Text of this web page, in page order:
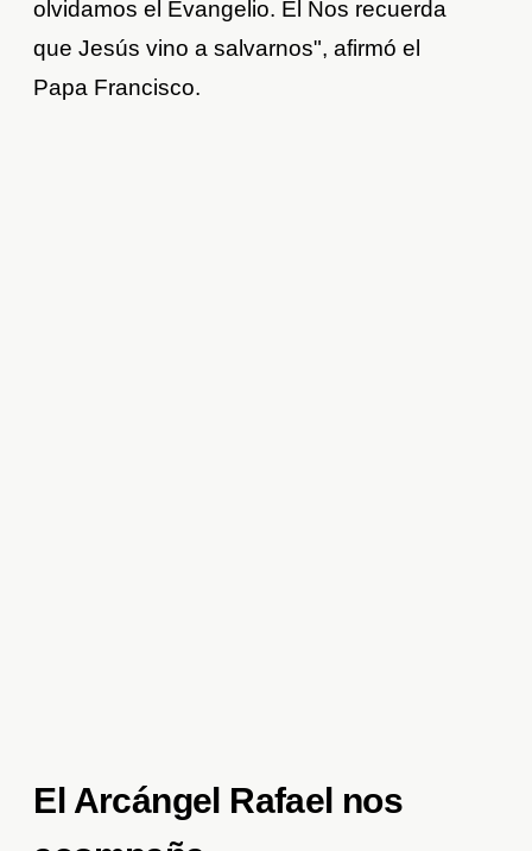
olvidamos el Evangelio. Él Nos recuerda
que Jesús vino a salvarnos", afirmó el
Papa Francisco.
El Arcángel Rafael nos